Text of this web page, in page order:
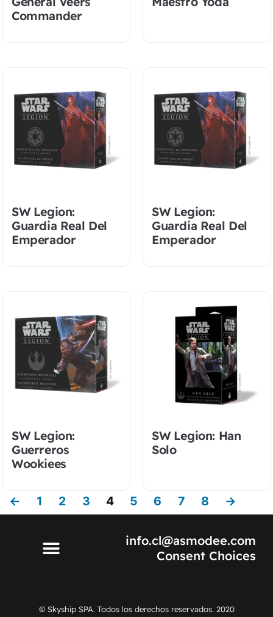
Commander
SW Legion:
Guardia Real Del
Emperador
SW Legion:
Guardia Real Del
Emperador
SW Legion:
Guerreros
Wookiees
SW Legion: Han
Solo
← 1 2 3 4 5 6 7 8 →
info.cl@asmodee.com
Consent Choices
© Skyship SPA. Todos los derechos reservados. 2020